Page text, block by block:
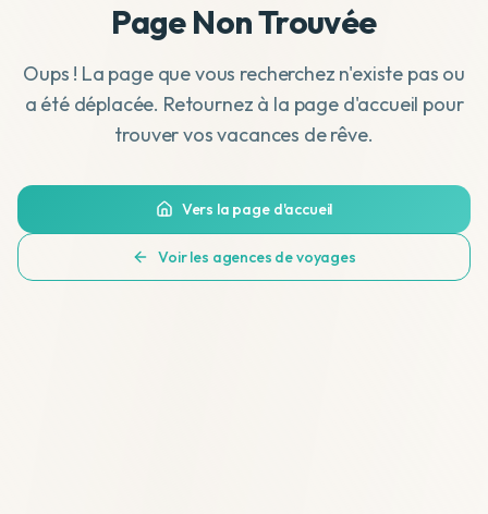
Page Non Trouvée
Oups ! La page que vous recherchez n'existe pas ou
a été déplacée. Retournez à la page d'accueil pour
trouver vos vacances de rêve.
Vers la page d'accueil
Voir les agences de voyages